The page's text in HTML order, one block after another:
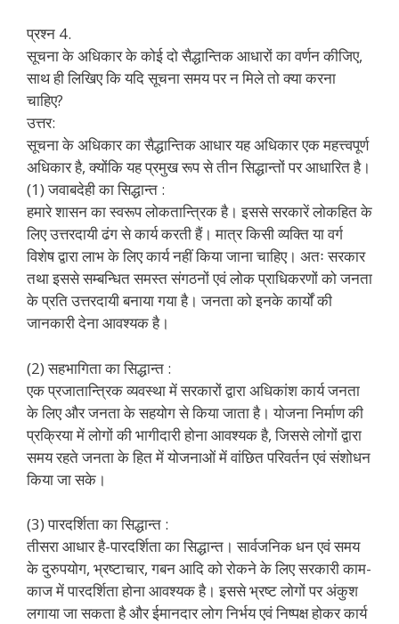
प्रश्न 4.
सूचना के अधिकार के कोई दो सैद्धान्तिक आधारों का वर्णन कीजिए,
साथ ही लिखिए कि यदि सूचना समय पर न मिले तो क्या करना
चाहिए?
उत्तर:
सूचना के अधिकार का सैद्धान्तिक आधार यह अधिकार एक महत्त्वपूर्ण
अधिकार है, क्योंकि यह प्रमुख रूप से तीन सिद्धान्तों पर आधारित है।
(1) जवाबदेही का सिद्धान्त :
हमारे शासन का स्वरूप लोकतान्त्रिक है। इससे सरकारें लोकहित के
लिए उत्तरदायी ढंग से कार्य करती हैं। मात्र किसी व्यक्ति या वर्ग
विशेष द्वारा लाभ के लिए कार्य नहीं किया जाना चाहिए। अतः सरकार
तथा इससे सम्बन्धित समस्त संगठनों एवं लोक प्राधिकरणों को जनता
के प्रति उत्तरदायी बनाया गया है। जनता को इनके कार्यों की
जानकारी देना आवश्यक है।
(2) सहभागिता का सिद्धान्त :
एक प्रजातान्त्रिक व्यवस्था में सरकारों द्वारा अधिकांश कार्य जनता
के लिए और जनता के सहयोग से किया जाता है। योजना निर्माण की
प्रक्रिया में लोगों की भागीदारी होना आवश्यक है, जिससे लोगों द्वारा
समय रहते जनता के हित में योजनाओं में वांछित परिवर्तन एवं संशोधन
किया जा सके।
(3) पारदर्शिता का सिद्धान्त :
तीसरा आधार है-पारदर्शिता का सिद्धान्त। सार्वजनिक धन एवं समय
के दुरुपयोग, भ्रष्टाचार, गबन आदि को रोकने के लिए सरकारी काम-
काज में पारदर्शिता होना आवश्यक है। इससे भ्रष्ट लोगों पर अंकुश
लगाया जा सकता है और ईमानदार लोग निर्भय एवं निष्पक्ष होकर कार्य